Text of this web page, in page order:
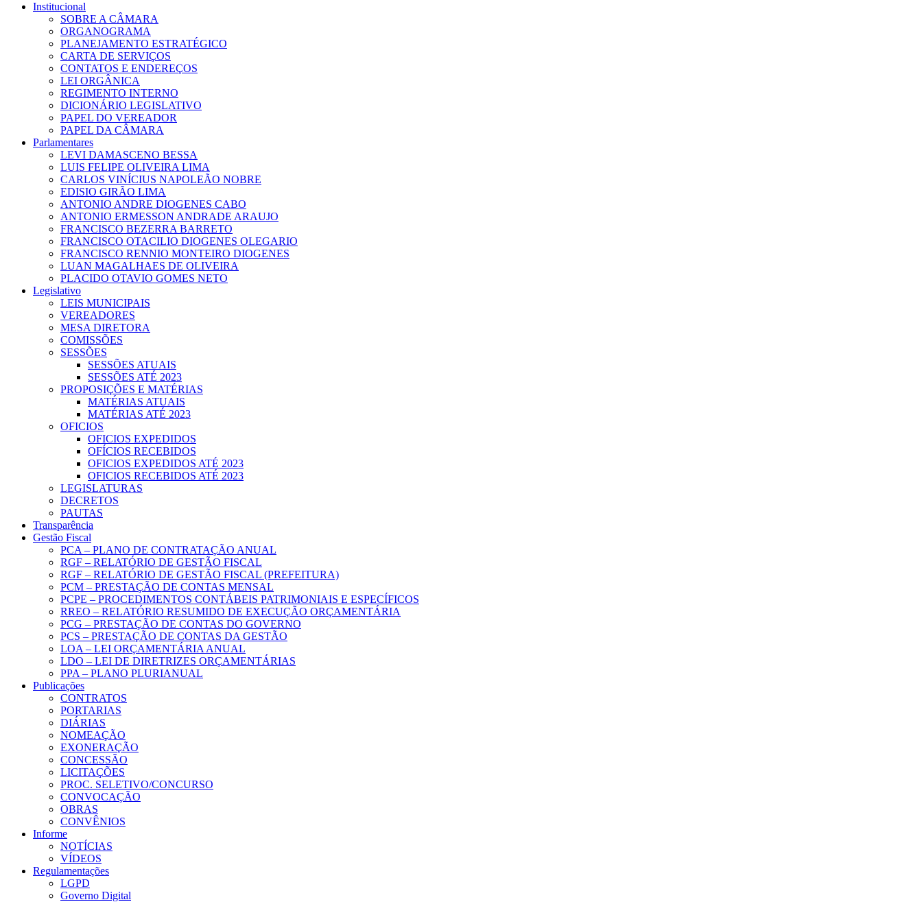
Institucional
SOBRE A CÂMARA
ORGANOGRAMA
PLANEJAMENTO ESTRATÉGICO
CARTA DE SERVIÇOS
CONTATOS E ENDEREÇOS
LEI ORGÂNICA
REGIMENTO INTERNO
DICIONÁRIO LEGISLATIVO
PAPEL DO VEREADOR
PAPEL DA CÂMARA
Parlamentares
LEVI DAMASCENO BESSA
LUIS FELIPE OLIVEIRA LIMA
CARLOS VINÍCIUS NAPOLEÃO NOBRE
EDISIO GIRÃO LIMA
ANTONIO ANDRE DIOGENES CABO
ANTONIO ERMESSON ANDRADE ARAUJO
FRANCISCO BEZERRA BARRETO
FRANCISCO OTACILIO DIOGENES OLEGARIO
FRANCISCO RENNIO MONTEIRO DIOGENES
LUAN MAGALHAES DE OLIVEIRA
PLACIDO OTAVIO GOMES NETO
Legislativo
LEIS MUNICIPAIS
VEREADORES
MESA DIRETORA
COMISSÕES
SESSÕES
SESSÕES ATUAIS
SESSÕES ATÉ 2023
PROPOSIÇÕES E MATÉRIAS
MATÉRIAS ATUAIS
MATÉRIAS ATÉ 2023
OFICIOS
OFICIOS EXPEDIDOS
OFÍCIOS RECEBIDOS
OFICIOS EXPEDIDOS ATÉ 2023
OFICIOS RECEBIDOS ATÉ 2023
LEGISLATURAS
DECRETOS
PAUTAS
Transparência
Gestão Fiscal
PCA – PLANO DE CONTRATAÇÃO ANUAL
RGF – RELATÓRIO DE GESTÃO FISCAL
RGF – RELATÓRIO DE GESTÃO FISCAL (PREFEITURA)
PCM – PRESTAÇÃO DE CONTAS MENSAL
PCPE – PROCEDIMENTOS CONTÁBEIS PATRIMONIAIS E ESPECÍFICOS
RREO – RELATÓRIO RESUMIDO DE EXECUÇÃO ORÇAMENTÁRIA
PCG – PRESTAÇÃO DE CONTAS DO GOVERNO
PCS – PRESTAÇÃO DE CONTAS DA GESTÃO
LOA – LEI ORÇAMENTÁRIA ANUAL
LDO – LEI DE DIRETRIZES ORÇAMENTÁRIAS
PPA – PLANO PLURIANUAL
Publicações
CONTRATOS
PORTARIAS
DIÁRIAS
NOMEAÇÃO
EXONERAÇÃO
CONCESSÃO
LICITAÇÕES
PROC. SELETIVO/CONCURSO
CONVOCAÇÃO
OBRAS
CONVÊNIOS
Informe
NOTÍCIAS
VÍDEOS
Regulamentações
LGPD
Governo Digital